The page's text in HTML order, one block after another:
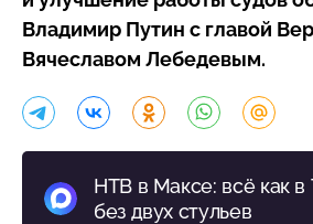
Владимир Путин с главой
Вячеславом Лебедевым.
НТВ в Максе: всё как в
без двух стульев